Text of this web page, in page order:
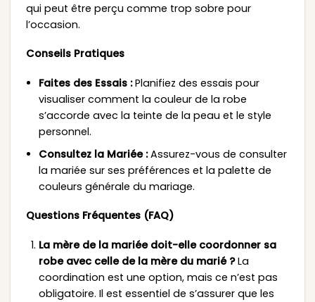
qui peut être perçu comme trop sobre pour
l’occasion.
Conseils Pratiques
Faites des Essais :Planifiez des essais pour
visualiser comment la couleur de la robe
s’accorde avec la teinte de la peau et le style
personnel.
Consultez la Mariée :Assurez-vous de consulter
la mariée sur ses préférences et la palette de
couleurs générale du mariage.
Questions Fréquentes (FAQ)
La mère de la mariée doit-elle coordonner sa
robe avec celle de la mère du marié ?La
coordination est une option, mais ce n’est pas
obligatoire. Il est essentiel de s’assurer que les